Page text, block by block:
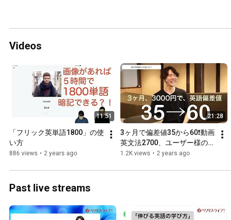
Videos
11:51
「フリック英単語1800」の使
い方
886 views • 2 years ago
21:28
3ヶ月で偏差値35から60❗️動画
英文法2700、ユーザー様のイ
ンタビュー
1.2K views • 2 years ago
Past live streams